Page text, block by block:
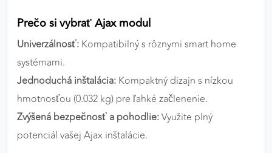
Prečo si vybrať Ajax modul
Univerzálnosť: Kompatibilný s rôznymi smart home
systémami.
Jednoduchá inštalácia: Kompaktný dizajn s nízkou
hmotnosťou (0.032 kg) pre ľahké začlenenie.
Zvýšená bezpečnosť a pohodlie:Využite plný
potenciál vašej Ajax inštalácie.